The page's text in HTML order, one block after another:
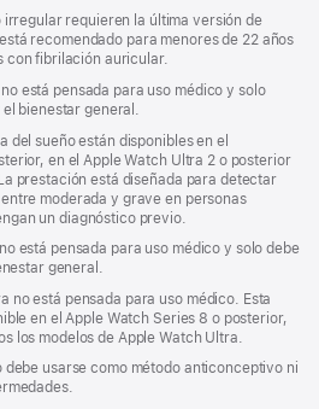
irregular requieren la última versión de
recomendado para menores de 22 años
con fibrilación auricular.
está pensada para uso médico y solo
bienestar general.
del sueño están disponibles en el
en el Apple Watch Ultra 2 o posterior
prestación está diseñada para detectar
moderada y grave en personas
un diagnóstico previo.
está pensada para uso médico y solo debe
general.
no está pensada para uso médico. Esta
en el Apple Watch Series 8 o posterior,
los modelos de Apple Watch Ultra.
debe usarse como método anticonceptivo ni